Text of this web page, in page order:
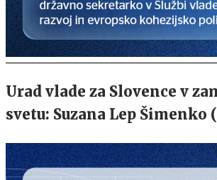
Urad vlade za Slovence v
svetu: Suzana Lep Šimenko